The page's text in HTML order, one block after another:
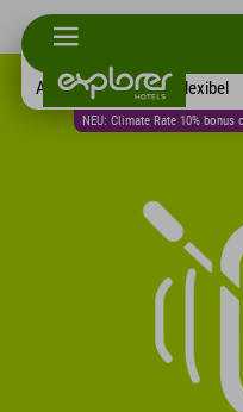
NEU: Climate Rate 10%
Alle Hotels Flexibel